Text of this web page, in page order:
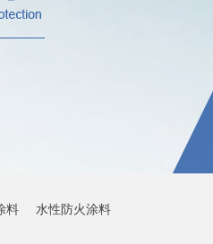
料 水性防火涂料